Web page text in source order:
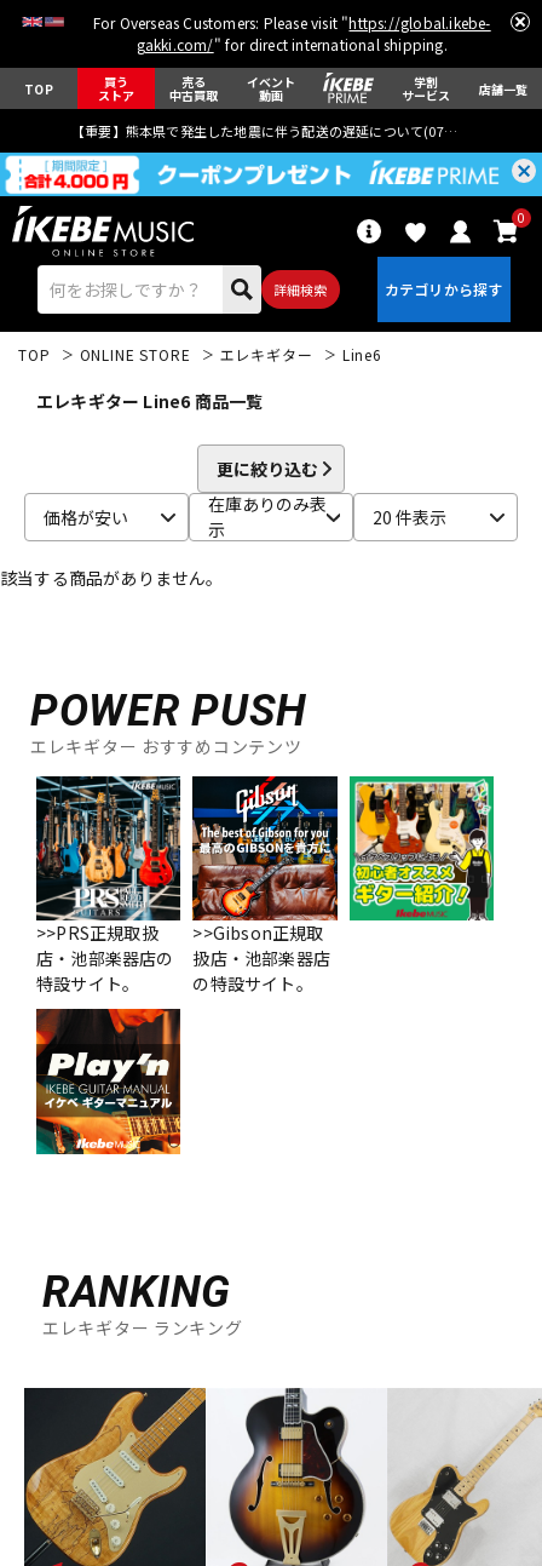
For Overseas Customers: Please visit "https://global.ikebe-
gakki.com/" for direct international shipping.
TOP 買う
ストア
売る
中古買取
イベント
動画
学割
サービス 店舗一覧
【重要】熊本県で発生した地震に伴う配送の遅延について(07月29日
詳細検索
0
エレキギター アコギ/エレアコ
ベース
キーボード
管楽器 その他楽器
アンプ エフェクター
DJ機器
DTM オンライン納品
中古
TOP ONLINE STORE エレキギター Line6
エレキギター Line6 商品一覧
更に絞り込む
価格が安い
在庫ありのみ表
示
20 件表示
該当する商品がありません。
POWER PUSH
エレキギター おすすめコンテンツ
>>PRS正規取扱
店・池部楽器店の
特設サイト。
>>Gibson正規取
扱店・池部楽器店
の特設サイト。
RANKING
エレキギター ランキング